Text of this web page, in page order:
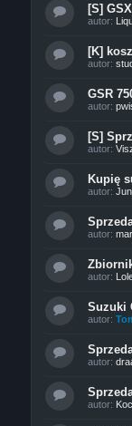
[S]
autor:
[K]
autor:
GSR
autor:
[S]
autor:
Kupię
autor:
autor:
autor:
Suzuki
autor:
autor:
autor: